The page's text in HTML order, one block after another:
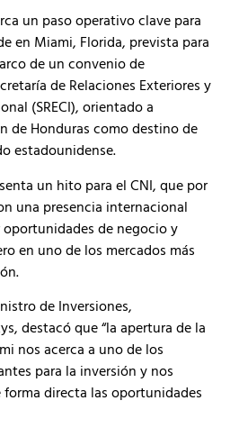
un paso operativo clave para
en Miami, Florida, prevista para
de un convenio de
de Relaciones Exteriores y
(SRECI), orientado a
de Honduras como destino de
estadounidense.
un hito para el CNI, que por
una presencia internacional
de negocio y
en uno de los mercados más
de Inversiones,
destacó que “la apertura de la
nos acerca a uno de los
para la inversión y nos
directa las oportunidades